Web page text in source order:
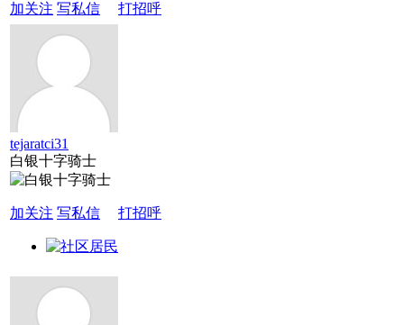
加关注 写私信 打招呼
tejaratci31
白银十字骑士
加关注 写私信 打招呼